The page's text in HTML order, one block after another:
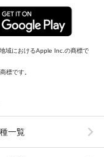
域におけるApple Inc.の商標で
標です。
一覧